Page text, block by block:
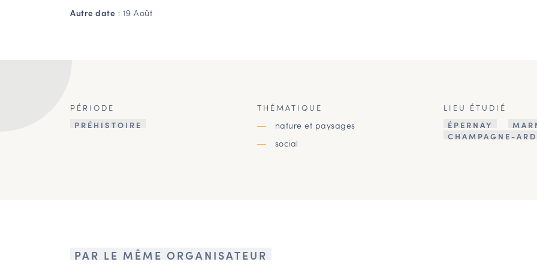
Autre date : 19 Août
PÉRIODE
PRÉHISTOIRE
THÉMATIQUE
nature et paysages
social
LIEU ÉTUDIÉ
ÉPERNAY
CHAMPAGNE-
PAR LE MÊME ORGANISATEUR